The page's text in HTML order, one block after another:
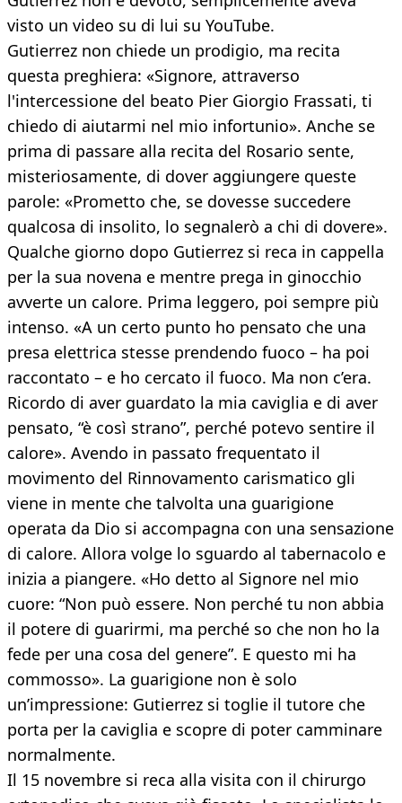
visto un video su di lui su YouTube.
Gutierrez non chiede un prodigio, ma recita
questa preghiera: «Signore, attraverso
l'intercessione del beato Pier Giorgio Frassati, ti
chiedo di aiutarmi nel mio infortunio». Anche se
prima di passare alla recita del Rosario sente,
misteriosamente, di dover aggiungere queste
parole: «Prometto che, se dovesse succedere
qualcosa di insolito, lo segnalerò a chi di dovere».
Qualche giorno dopo Gutierrez si reca in cappella
per la sua novena e mentre prega in ginocchio
avverte un calore. Prima leggero, poi sempre più
intenso. «A un certo punto ho pensato che una
presa elettrica stesse prendendo fuoco – ha poi
raccontato – e ho cercato il fuoco. Ma non c’era.
Ricordo di aver guardato la mia caviglia e di aver
pensato, “è così strano”, perché potevo sentire il
calore». Avendo in passato frequentato il
movimento del Rinnovamento carismatico gli
viene in mente che talvolta una guarigione
operata da Dio si accompagna con una sensazione
di calore. Allora volge lo sguardo al tabernacolo e
inizia a piangere. «Ho detto al Signore nel mio
cuore: “Non può essere. Non perché tu non abbia
il potere di guarirmi, ma perché so che non ho la
fede per una cosa del genere”. E questo mi ha
commosso». La guarigione non è solo
un’impressione: Gutierrez si toglie il tutore che
porta per la caviglia e scopre di poter camminare
normalmente.
Il 15 novembre si reca alla visita con il chirurgo